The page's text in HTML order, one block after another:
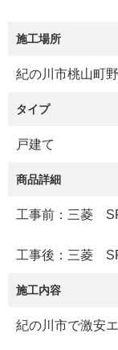
施工場所
紀の川市桃山町
タイプ
戸建て
商品詳細
工事前：三菱
工事後：三菱
施工内容
紀の川市で激安